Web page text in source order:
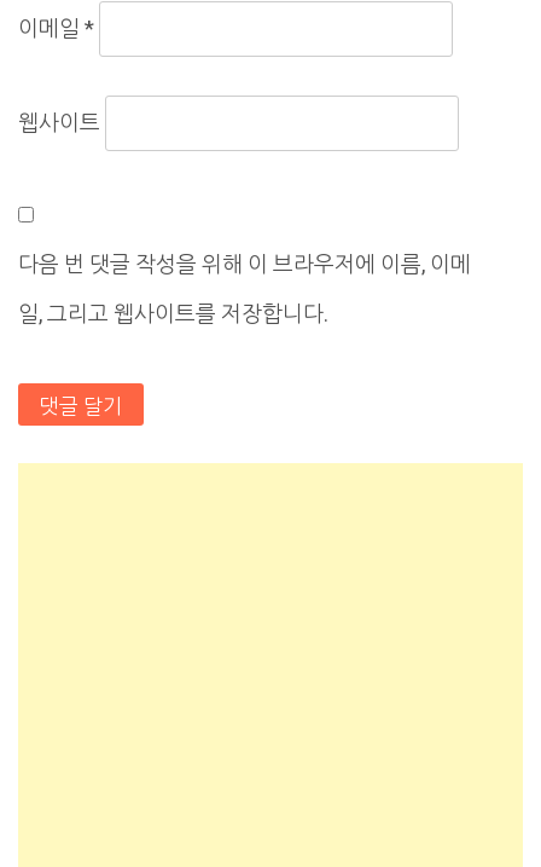
이메일 *
웹사이트
다음 번 댓글 작성을 위해 이 브라우저에 이름, 이메
일, 그리고 웹사이트를 저장합니다.